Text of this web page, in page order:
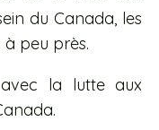
du Canada, les
peu près.
la lutte aux